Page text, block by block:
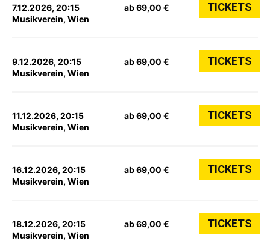
7.12.2026, 20:15
Musikverein, Wien
ab 69,00 € TICKETS
9.12.2026, 20:15
Musikverein, Wien
ab 69,00 € TICKETS
11.12.2026, 20:15
Musikverein, Wien
ab 69,00 € TICKETS
16.12.2026, 20:15
Musikverein, Wien
ab 69,00 € TICKETS
18.12.2026, 20:15
Musikverein, Wien
ab 69,00 € TICKETS